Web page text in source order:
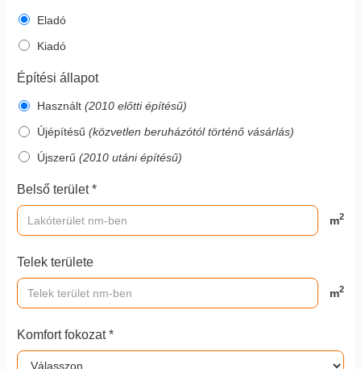
Eladó
Kiadó
Építési állapot
Használt(2010 előtti építésű)
Újépítésű(közvetlen beruházótól történő vásárlás)
Újszerű(2010 utáni építésű)
Belső terület *
m2
Telek területe
m2
Komfort fokozat *